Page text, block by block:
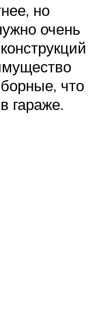
но
очень
что
гараже.